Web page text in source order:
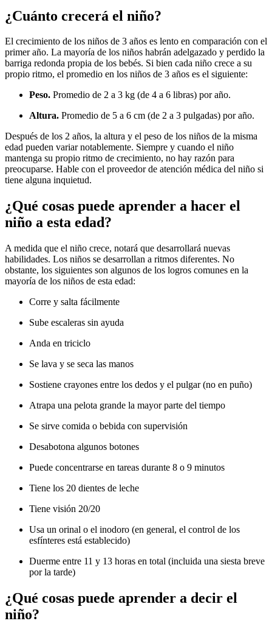
¿Cuánto crecerá el niño?
El crecimiento de los niños de 3 años es lento en comparación con el
primer año. La mayoría de los niños habrán adelgazado y perdido la
barriga redonda propia de los bebés. Si bien cada niño crece a su
propio ritmo, el promedio en los niños de 3 años es el siguiente:
Peso. Promedio de 2 a 3 kg (de 4 a 6 libras) por año.
Altura. Promedio de 5 a 6 cm (de 2 a 3 pulgadas) por año.
Después de los 2 años, la altura y el peso de los niños de la misma
edad pueden variar notablemente. Siempre y cuando el niño
mantenga su propio ritmo de crecimiento, no hay razón para
preocuparse. Hable con el proveedor de atención médica del niño si
tiene alguna inquietud.
¿Qué cosas puede aprender a hacer el
niño a esta edad?
A medida que el niño crece, notará que desarrollará nuevas
habilidades. Los niños se desarrollan a ritmos diferentes. No
obstante, los siguientes son algunos de los logros comunes en la
mayoría de los niños de esta edad:
Corre y salta fácilmente
Sube escaleras sin ayuda
Anda en triciclo
Se lava y se seca las manos
Sostiene crayones entre los dedos y el pulgar (no en puño)
Atrapa una pelota grande la mayor parte del tiempo
Se sirve comida o bebida con supervisión
Desabotona algunos botones
Puede concentrarse en tareas durante 8 o 9 minutos
Tiene los 20 dientes de leche
Tiene visión 20/20
Usa un orinal o el inodoro (en general, el control de los
esfínteres está establecido)
Duerme entre 11 y 13 horas en total (incluida una siesta breve
por la tarde)
¿Qué cosas puede aprender a decir el
niño?